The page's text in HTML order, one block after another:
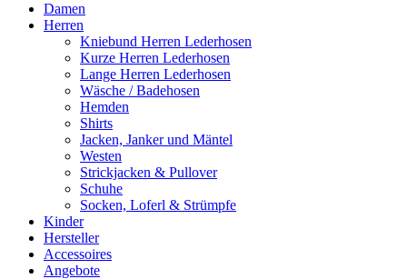
Damen
Herren
Kniebund Herren Lederhosen
Kurze Herren Lederhosen
Lange Herren Lederhosen
Wäsche / Badehosen
Hemden
Shirts
Jacken, Janker und Mäntel
Westen
Strickjacken & Pullover
Schuhe
Socken, Loferl & Strümpfe
Kinder
Hersteller
Accessoires
Angebote